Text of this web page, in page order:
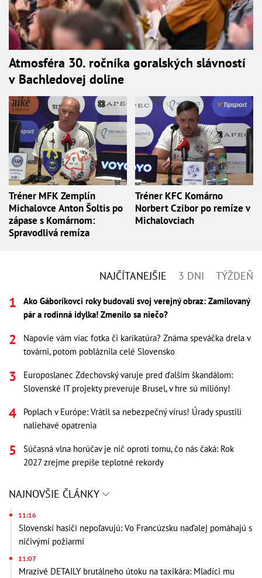
Atmosféra 30. ročníka goralských slávností
v Bachledovej doline
Tréner MFK Zemplín
Michalovce Anton Šoltis po
zápase s Komárnom:
Spravodlivá remíza
Tréner KFC Komárno
Norbert Czibor po remíze v
Michalovciach
NAJČÍTANEJŠIE 3 DNI TÝŽDEŇ
Ako Gáboríkovci roky budovali svoj verejný obraz: Zamilovaný
pár a rodinná idylka! Zmenilo sa niečo?
Napovie vám viac fotka či karikatúra? Známa speváčka drela v
továrni, potom pobláznila celé Slovensko
Europoslanec Zdechovský varuje pred ďalším škandálom:
Slovenské IT projekty preveruje Brusel, v hre sú milióny!
Poplach v Európe: Vrátil sa nebezpečný vírus! Úrady spustili
naliehavé opatrenia
Súčasná vlna horúčav je nič oproti tomu, čo nás čaká: Rok
2027 zrejme prepíše teplotné rekordy
NAJNOVŠIE ČLÁNKY
11:16
Slovenskí hasiči nepoľavujú: Vo Francúzsku naďalej pomáhajú s
ničivými požiarmi
11:07
Mrazivé DETAILY brutálneho útoku na taxikára: Mladíci mu